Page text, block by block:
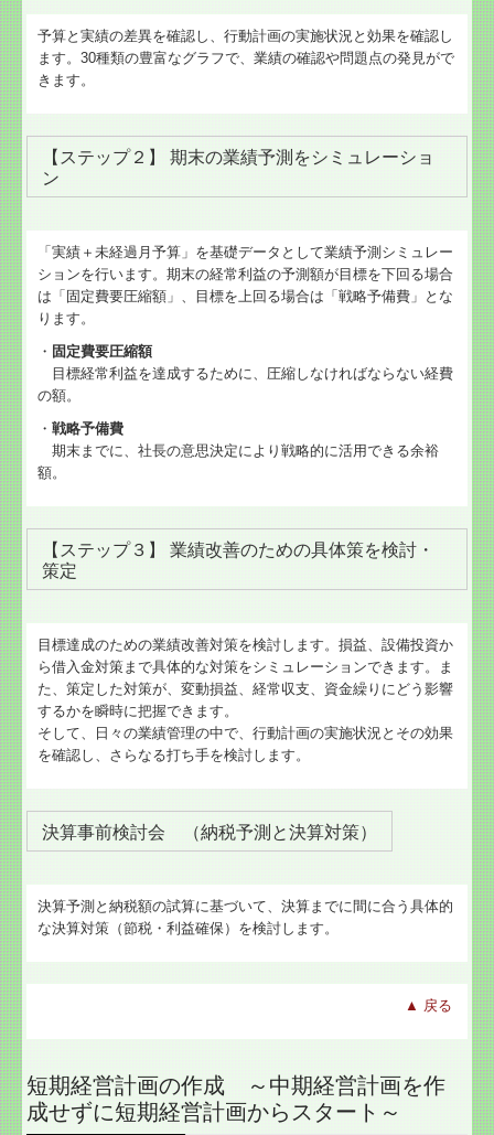
予算と実績の差異を確認し、行動計画の実施状況と効果を確認し
ます。30種類の豊富なグラフで、業績の確認や問題点の発見がで
きます。
【ステップ２】 期末の業績予測をシミュレーショ
ン
「実績＋未経過月予算」を基礎データとして業績予測シミュレー
ションを行います。期末の経常利益の予測額が目標を下回る場合
は「固定費要圧縮額」、目標を上回る場合は「戦略予備費」とな
ります。
・ 固定費要圧縮額
目標経常利益を達成するために、圧縮しなければならない経費
の額。
・戦略予備費
期末までに、社長の意思決定により戦略的に活用できる余裕
額。
【ステップ３】 業績改善のための具体策を検討・
策定
目標達成のための業績改善対策を検討します。損益、設備投資か
ら借入金対策まで具体的な対策をシミュレーションできます。ま
た、策定した対策が、変動損益、経常収支、資金繰りにどう影響
するかを瞬時に把握できます。
そして、日々の業績管理の中で、行動計画の実施状況とその効果
を確認し、さらなる打ち手を検討します。
決算事前検討会 （納税予測と決算対策）
決算予測と納税額の試算に基づいて、決算までに間に合う具体的
な決算対策（節税・利益確保）を検討します。
▲ 戻る
短期経営計画の作成 ～中期経営計画を作
成せずに短期経営計画からスタート～